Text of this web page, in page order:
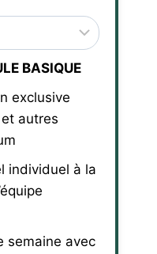
BASIQUE
exclusive
autres
individuel à la
semaine avec